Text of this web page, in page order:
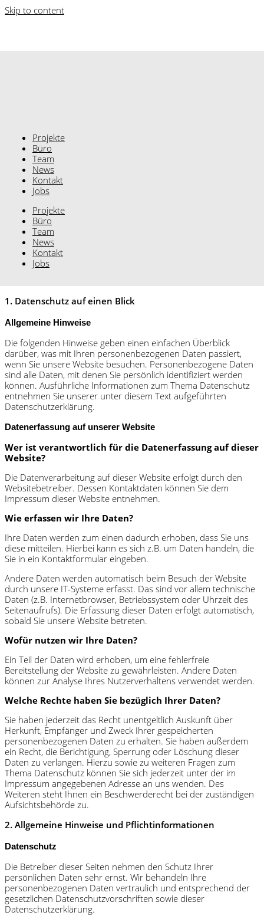
Skip to content
Projekte
Büro
Team
News
Kontakt
Jobs
Projekte
Büro
Team
News
Kontakt
Jobs
1. Datenschutz auf einen Blick
Allgemeine Hinweise
Die folgenden Hinweise geben einen einfachen Überblick
darüber, was mit Ihren personenbezogenen Daten passiert,
wenn Sie unsere Website besuchen. Personenbezogene Daten
sind alle Daten, mit denen Sie persönlich identifiziert werden
können. Ausführliche Informationen zum Thema Datenschutz
entnehmen Sie unserer unter diesem Text aufgeführten
Datenschutzerklärung.
Datenerfassung auf unserer Website
Wer ist verantwortlich für die Datenerfassung auf dieser
Website?
Die Datenverarbeitung auf dieser Website erfolgt durch den
Websitebetreiber. Dessen Kontaktdaten können Sie dem
Impressum dieser Website entnehmen.
Wie erfassen wir Ihre Daten?
Ihre Daten werden zum einen dadurch erhoben, dass Sie uns
diese mitteilen. Hierbei kann es sich z.B. um Daten handeln, die
Sie in ein Kontaktformular eingeben.
Andere Daten werden automatisch beim Besuch der Website
durch unsere IT-Systeme erfasst. Das sind vor allem technische
Daten (z.B. Internetbrowser, Betriebssystem oder Uhrzeit des
Seitenaufrufs). Die Erfassung dieser Daten erfolgt automatisch,
sobald Sie unsere Website betreten.
Wofür nutzen wir Ihre Daten?
Ein Teil der Daten wird erhoben, um eine fehlerfreie
Bereitstellung der Website zu gewährleisten. Andere Daten
können zur Analyse Ihres Nutzerverhaltens verwendet werden.
Welche Rechte haben Sie bezüglich Ihrer Daten?
Sie haben jederzeit das Recht unentgeltlich Auskunft über
Herkunft, Empfänger und Zweck Ihrer gespeicherten
personenbezogenen Daten zu erhalten. Sie haben außerdem
ein Recht, die Berichtigung, Sperrung oder Löschung dieser
Daten zu verlangen. Hierzu sowie zu weiteren Fragen zum
Thema Datenschutz können Sie sich jederzeit unter der im
Impressum angegebenen Adresse an uns wenden. Des
Weiteren steht Ihnen ein Beschwerderecht bei der zuständigen
Aufsichtsbehörde zu.
2. Allgemeine Hinweise und Pflichtinformationen
Datenschutz
Die Betreiber dieser Seiten nehmen den Schutz Ihrer
persönlichen Daten sehr ernst. Wir behandeln Ihre
personenbezogenen Daten vertraulich und entsprechend der
gesetzlichen Datenschutzvorschriften sowie dieser
Datenschutzerklärung.